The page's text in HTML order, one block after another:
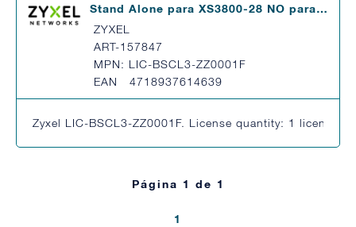
Stand Alone para XS3800-28 NO para…
ZYXEL
ART-157847
MPN: LIC-BSCL3-ZZ0001F
EAN 4718937614639
Zyxel LIC-BSCL3-ZZ0001F. License quantity: 1
Página 1 de 1
1